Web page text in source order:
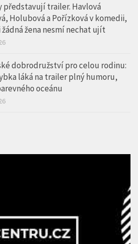
představují trailer. Havlová
Holubová a Pořízková v komedii,
žena nesmí nechat ujít
dobrodružství pro celou rodinu:
láká na trailer plný humoru,
oceánu